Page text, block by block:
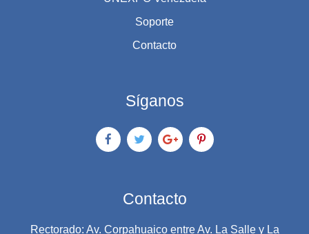
Soporte
Contacto
Síganos
Contacto
Rectorado: Av. Corpahuaico entre Av. La Salle y La